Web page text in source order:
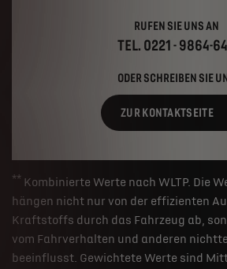
RUFEN SIE UNS AN
TEL. 0221 - 9864-
ODER SCHREIBEN SIE
ZUR KONTAKTSEITE
** Kombinierte Werte nach WLTP. Die
hängen nicht nur von der effizienten
Kraftstoffs durch das Fahrzeug ab,
vom Fahrverhalten und anderen
beeinflusst. Gewichtete Werte sind